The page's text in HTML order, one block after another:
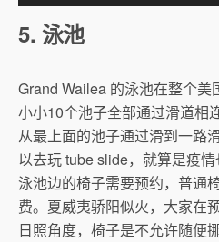
5. 泳池
Grand Wailea 的泳池在整个
小小10个池子全部通过滑道相
从最上面的池子通过滑到一路
以去玩 tube slide，就算是疫情
泳池边的椅子需要预约，普通
费。夏威夷骄阳似火，大家在
日照角度，椅子是不允许随便